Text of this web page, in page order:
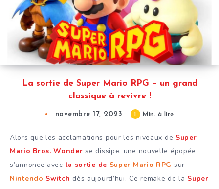
La sortie de Super Mario RPG – un grand
classique à revivre !
novembre 17, 2023 1 Min. à lire
Alors que les acclamations pour les niveaux de Super
Mario Bros. Wonder se dissipe, une nouvelle épopée
s’annonce avec la sortie de Super Mario RPG sur
Nintendo Switch dès aujourd’hui. Ce remake de la Super